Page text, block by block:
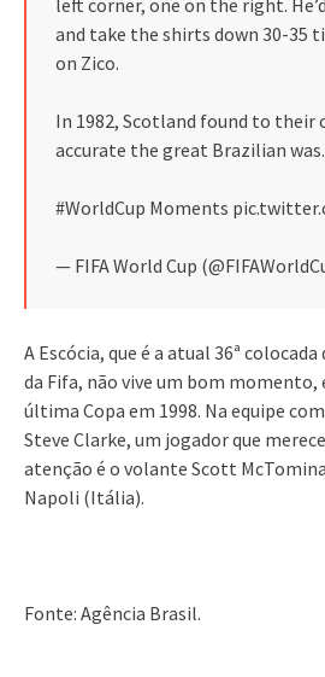
and take the shirts down 30-35
on Zico.
In 1982, Scotland found to their
accurate the great Brazilian was.
#WorldCup Moments
— FIFA World Cup
A Escócia, que é a atual 36ª
da Fifa, não vive um bom momento,
última Copa em 1998. Na equipe
Steve Clarke, um jogador que
atenção é o volante Scott
Napoli (Itália).
Fonte: Agência Brasil.